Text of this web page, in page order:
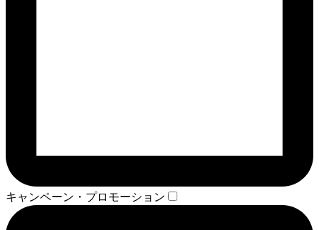
キャンペーン・プロモーション